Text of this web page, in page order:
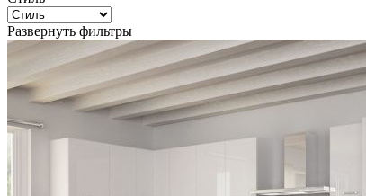
Развернуть фильтры